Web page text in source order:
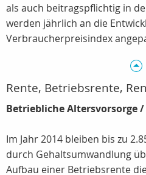
als auch beitragspflichtig in
werden jährlich an die
Verbraucherpreisindex
Rente, Betriebsrente,
Betriebliche Altersvorsorge
Im Jahr 2014 bleiben bis zu
durch Gehaltsumwandlung
Aufbau einer Betriebsrente